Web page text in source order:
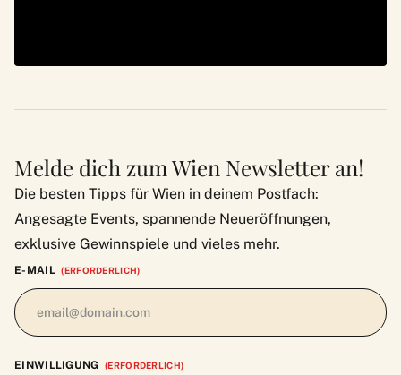
Melde dich zum Wien Newsletter an!
Die besten Tipps für Wien in deinem Postfach:
Angesagte Events, spannende Neueröffnungen,
exklusive Gewinnspiele und vieles mehr.
E-MAIL (ERFORDERLICH)
EINWILLIGUNG (ERFORDERLICH)